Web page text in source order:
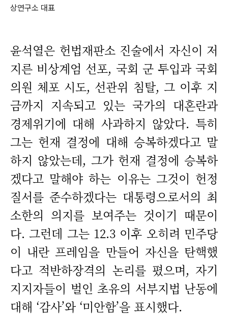
상연구소 대표
윤석열은 헌법재판소 진술에서 자신이 저
지른 비상계엄 선포, 국회 군 투입과 국회
의원 체포 시도, 선관위 침탈, 그 이후 지
금까지 지속되고 있는 국가의 대혼란과
경제위기에 대해 사과하지 않았다. 특히
그는 헌재 결정에 대해 승복하겠다고 말
하지 않았는데, 그가 헌재 결정에 승복하
겠다고 말해야 하는 이유는 그것이 헌정
질서를 준수하겠다는 대통령으로서의 최
소한의 의지를 보여주는 것이기 때문이
다. 그런데 그는 12.3 이후 오히려 민주당
이 내란 프레임을 만들어 자신을 탄핵했
다고 적반하장격의 논리를 폈으며, 자기
지지자들이 벌인 초유의 서부지법 난동에
대해 ‘감사’와 ‘미안함’을 표시했다.